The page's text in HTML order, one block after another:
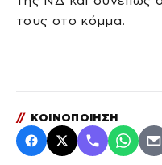
τους στο κόμμα.
// ΚΟΙΝΟΠΟΙΗΣΗ